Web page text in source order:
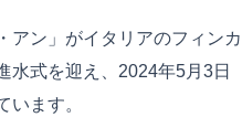
アン」がイタリアのフィンカ
水式を迎え、2024年5月3日
います。